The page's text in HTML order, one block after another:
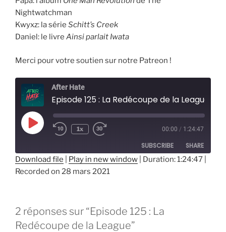
Nightwatchman
Kwyxz: la série Schitt’s Creek
Daniel: le livre Ainsi parlait Iwata
Merci pour votre soutien sur notre Patreon !
After Hate
Episode 125 : La Redécoupe de la League
Play
Episode
1x 00:00 / 1:24:47
SUBSCRIBE SHARE
SHARE
EMBED
Download file Play in new window Duration: 1:24:47
Recorded on 28 mars 2021
2 réponses sur “Episode 125 : La
Redécoupe de la League”